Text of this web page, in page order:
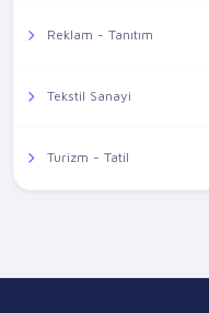
Reklam - Tanıtım
Tekstil Sanayi
Turizm - Tatil